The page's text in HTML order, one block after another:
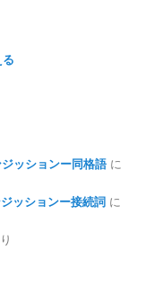
ッションー同格語に
ッションー接続詞 に